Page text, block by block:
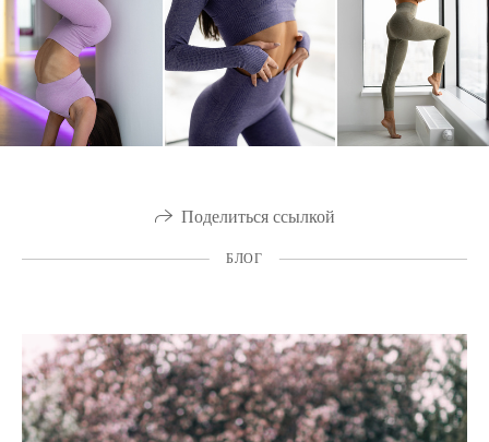
Поделиться ссылкой
БЛОГ